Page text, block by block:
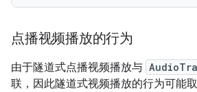
点播视频播放的行为
由于隧道式点播视频播放与
联，因此隧道式视频播放的行为可能